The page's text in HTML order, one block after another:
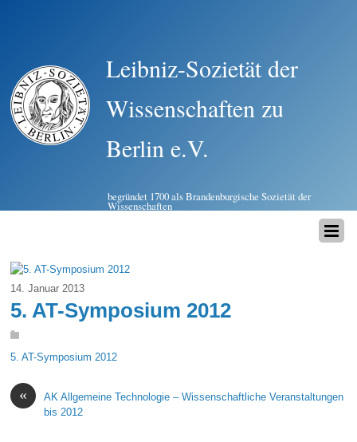
Leibniz-Sozietät der
Wissenschaften zu
Berlin e.V.
begründet 1700 als Brandenburgische Sozietät der
Wissenschaften
14. Januar 2013
5. AT-Symposium 2012
5. AT-Symposium 2012
«
AK Allgemeine Technologie – Wissenschaftliche Veranstaltungen
bis 2012